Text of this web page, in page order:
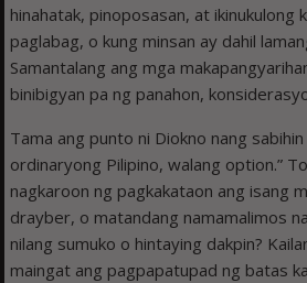
hinahatak, pinoposasan, at ikinukulong
paglabag, o kung minsan ay dahil
Samantalang ang mga
binibigyan pa ng panahon,
Tama ang punto ni Diokno nang sabihin
ordinaryong Pilipino, walang option.”
nagkaroon ng pagkakataon ang isang
drayber, o matandang namamalimos
nilang sumuko o hintaying dakpin?
maingat ang pagpapatupad ng batas